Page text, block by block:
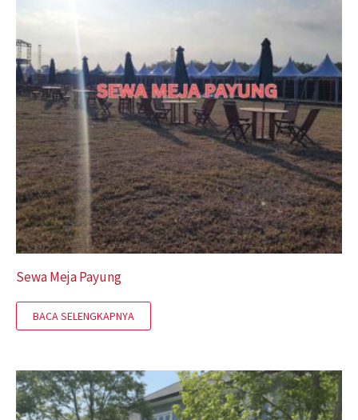
Sewa Meja Payung
BACA SELENGKAPNYA